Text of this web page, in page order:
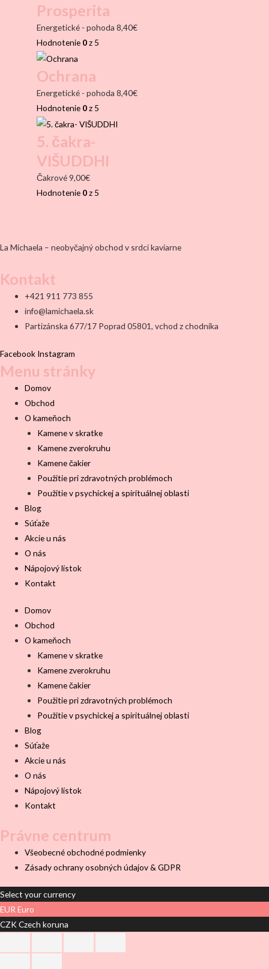
Prosperita
Energetické - pohoda8,40€
Hodnotenie 0z 5
Ochrana
Energetické - pohoda8,40€
Hodnotenie 0z 5
5. čakra-
VIŠUDDHI
Čakrové9,00€
Hodnotenie 0z 5
La Michaela – neobyčajný obchod v srdci kaviarne
Kontakt
+421 911 773 855
info@lamichaela.sk
Partizánska 677/17 Poprad 05801, vchod z chodníka
Facebook Instagram
Menu stránky
Domov
Obchod
O kameňoch
Kamene v skratke
Kamene zverokruhu
Kamene čakier
Použitie pri zdravotných problémoch
Použitie v psychickej a spirituálnej oblasti
Blog
Súťaže
Akcie u nás
O nás
Nápojový lístok
Kontakt
Domov
Obchod
O kameňoch
Kamene v skratke
Kamene zverokruhu
Kamene čakier
Použitie pri zdravotných problémoch
Použitie v psychickej a spirituálnej oblasti
Blog
Súťaže
Akcie u nás
O nás
Nápojový lístok
Kontakt
Právne centrum
Všeobecné obchodné podmienky
Zásady ochrany osobných údajov & GDPR
Select your currency
EUR Euro
CZK Czech koruna